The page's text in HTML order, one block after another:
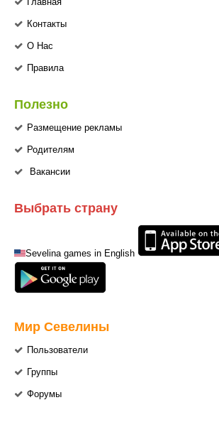
Главная
Контакты
О Нас
Правила
Полезно
Размещение рекламы
Родителям
Вакансии
Выбрать страну
Sevelina games in English
Мир Севелины
Пользователи
Группы
Форумы